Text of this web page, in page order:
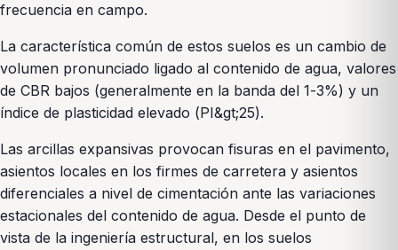
frecuencia en campo.
La característica común de estos suelos es un cambio de
volumen pronunciado ligado al contenido de agua, valores
de CBR bajos (generalmente en la banda del 1-3%) y un
índice de plasticidad elevado (PI&gt;25).
Las arcillas expansivas provocan fisuras en el pavimento,
asientos locales en los firmes de carretera y asientos
diferenciales a nivel de cimentación ante las variaciones
estacionales del contenido de agua. Desde el punto de
vista de la ingeniería estructural, en los suelos